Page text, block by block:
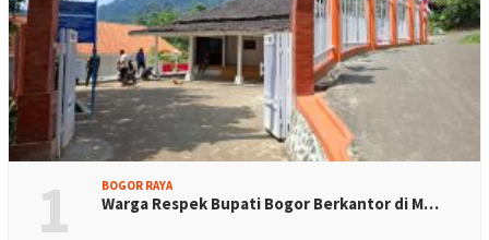
1 BOGOR RAYA
Warga Respek Bupati Bogor Berkantor di M…